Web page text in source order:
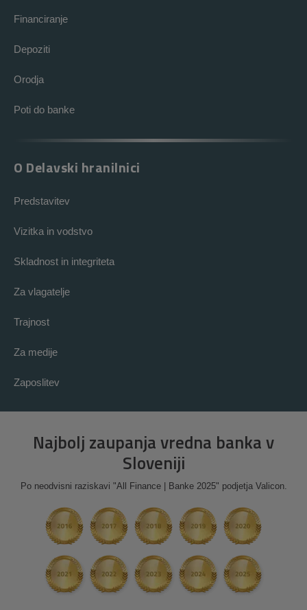
Financiranje
Depoziti
Orodja
Poti do banke
O Delavski hranilnici
Predstavitev
Vizitka in vodstvo
Skladnost in integriteta
Za vlagatelje
Trajnost
Za medije
Zaposlitev
Najbolj zaupanja vredna banka v
Sloveniji
Po neodvisni raziskavi "All Finance | Banke 2025" podjetja Valicon.